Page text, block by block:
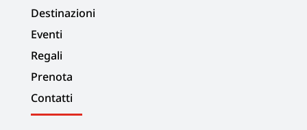
Destinazioni
Eventi
Regali
Prenota
Contatti